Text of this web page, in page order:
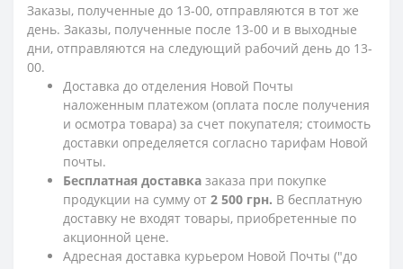
Заказы, полученные до 13-00, отправляются в тот же
день. Заказы, полученные после 13-00 и в выходные
дни, отправляются на следующий рабочий день до 13-
00.
Доставка до отделения Новой Почты
наложенным платежом (оплата после получения
и осмотра товара) за счет покупателя; стоимость
доставки определяется согласно тарифам Новой
почты.
Бесплатная доставка заказа при покупке
продукции на сумму от 2 500 грн. В бесплатную
доставку не входят товары, приобретенные по
акционной цене.
Адресная доставка курьером Новой Почты ("до